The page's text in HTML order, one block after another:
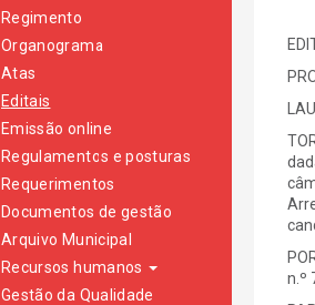
Regimento
Organograma
Atas
Editais
Emissão online
Regulamentos e posturas
Requerimentos
Documentos de gestão
Arquivo Municipal
Recursos humanos
Gestão da Qualidade
n.º